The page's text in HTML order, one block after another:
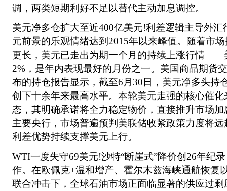
调，两类短期利好不足以替代主动加息调控。
美元净多仓扩大至近400亿美元!利差逻辑主导外
元前景的乐观情绪达到2015年以来峰值。随着市
更长，美元已走出为期一个月的持续上涨行情——
2%，是年内表现最好的月份之一。美国商品期货
布的持仓报告显示，截至6月30日，美元净多头持
创下十余年来最高水平。本轮美元走强的核心催
态，其明确承诺将全力稳定物价，直接推升市场
主要央行，市场普遍预判美联储收紧政策力度将
利差优势持续支撑美元上行。
WTI一度失守69美元!沙特“断崖式”降价创26年纪
作。在欧佩克+温和增产、霍尔木兹海峡通航恢复
联合冲击下，全球石油市场正面临显著的供应过